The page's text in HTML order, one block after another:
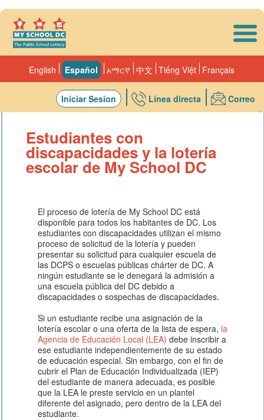
Français
Tiếng Việt
中文
አማርኛ
Español
English
Correo
Línea directa
Iniciar Sesion
Estudiantes con
discapacidades y la lotería
escolar de My School DC
El proceso de lotería de My School DC está
disponible para todos los habitantes de DC. Los
estudiantes con discapacidades utilizan el mismo
proceso de solicitud de la lotería y pueden
presentar su solicitud para cualquier escuela de
las DCPS o escuelas públicas chárter de DC. A
ningún estudiante se le denegará la admisión a
una escuela pública del DC debido a
discapacidades o sospechas de discapacidades.
Si un estudiante recibe una asignación de la
lotería escolar o una oferta de la lista de espera, la
Agencia de Educación Local (LEA) debe inscribir a
ese estudiante independientemente de su estado
de educación especial. Sin embargo, con el fin de
cubrir el Plan de Educación Individualizada (IEP)
del estudiante de manera adecuada, es posible
que la LEA le preste servicio en un plantel
diferente del asignado, pero dentro de la LEA del
estudiante.